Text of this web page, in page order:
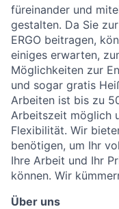
füreinander und
gestalten. Da Sie
ERGO beitragen,
einiges erwarten,
Möglichkeiten zur
und sogar gratis
Arbeiten ist bis zu
Arbeitszeit möglich
Flexibilität. Wir
benötigen, um Ihr
Ihre Arbeit und Ihr
können. Wir
Über uns